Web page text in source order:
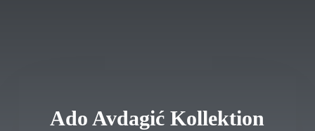
Ado Avdagić Kollektion